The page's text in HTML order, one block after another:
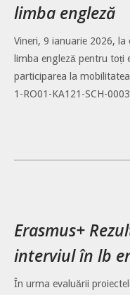
limba engleză
Vineri, 9 ianuarie 2026,
limba engleză pentru toți
participarea la
1-RO01-KA121-SCH-
Erasmus+
interviul în lb
În urma evaluării